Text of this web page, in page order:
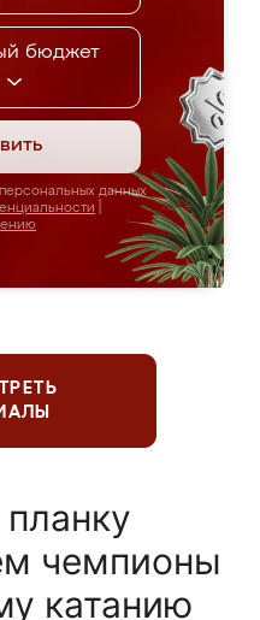
бюджет
данных
чемпионы
катанию